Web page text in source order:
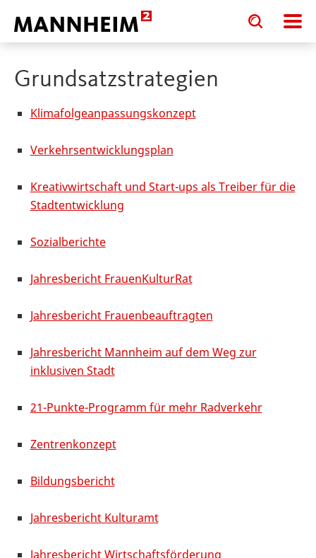
Toggle
search
input
Toggle
search
input
Grundsatzstrategien
Klimafolgeanpassungskonzept
Verkehrsentwicklungsplan
Kreativwirtschaft und Start-ups als Treiber für die
Stadtentwicklung
Sozialberichte
Jahresbericht FrauenKulturRat
Jahresbericht Frauenbeauftragten
Jahresbericht Mannheim auf dem Weg zur
inklusiven Stadt
21-Punkte-Programm für mehr Radverkehr
Zentrenkonzept
Bildungsbericht
Jahresbericht Kulturamt
Jahresbericht Wirtschaftsförderung